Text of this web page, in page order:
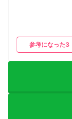
参考になった3